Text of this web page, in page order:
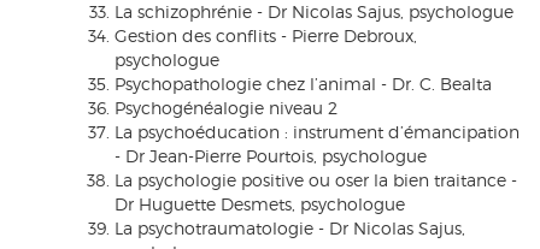
La schizophrénie - Dr Nicolas Sajus, psychologue
Gestion des conflits - Pierre Debroux,
psychologue
Psychopathologie chez l’animal - Dr. C. Bealta
Psychogénéalogie niveau 2
La psychoéducation : instrument d’émancipation
- Dr Jean-Pierre Pourtois, psychologue
La psychologie positive ou oser la bien traitance -
Dr Huguette Desmets, psychologue
La psychotraumatologie - Dr Nicolas Sajus,